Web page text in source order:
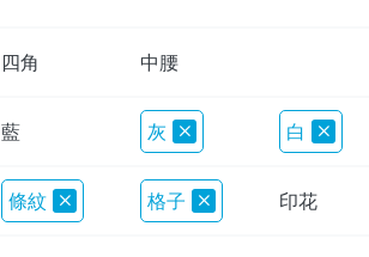
四角 中腰
藍 灰 白
條紋 格子 印花